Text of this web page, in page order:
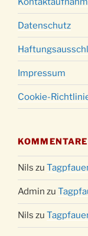
Datenschutz
Impressum
Cookie-
KOMMENTARE
Nils zu
Admin zu
Nils zu